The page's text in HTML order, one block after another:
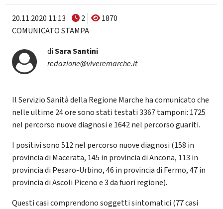
20.11.2020 11:13 2
1870
COMUNICATO STAMPA
diSara Santini
redazione@viveremarche.it
Il Servizio Sanità della Regione Marche ha comunicato che
nelle ultime 24 ore sono stati testati 3367 tamponi: 1725
nel percorso nuove diagnosi e 1642 nel percorso guariti.
I positivi sono 512 nel percorso nuove diagnosi (158 in
provincia di Macerata, 145 in provincia di Ancona, 113 in
provincia di Pesaro-Urbino, 46 in provincia di Fermo, 47 in
provincia di Ascoli Piceno e 3 da fuori regione).
Questi casi comprendono soggetti sintomatici (77 casi